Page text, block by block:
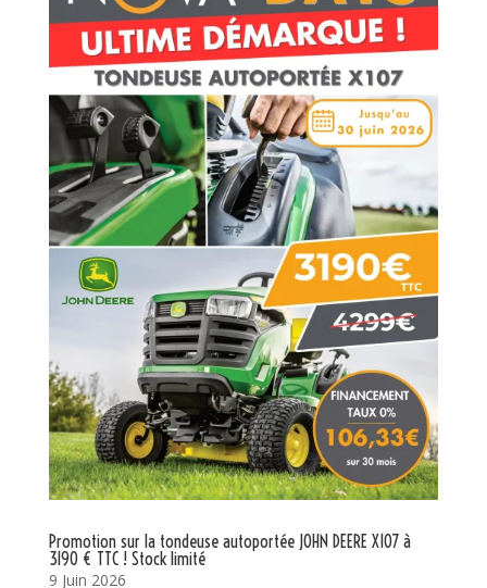
Promotion sur la tondeuse autoportée JOHN DEERE X107 à
3190 € TTC ! Stock limité
9 Juin 2026